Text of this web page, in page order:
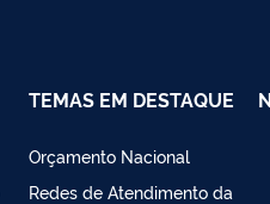
TEMAS EM DESTAQUE
Orçamento Nacional
Redes de Atendimento da